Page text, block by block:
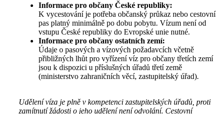
Informace pro občany České republiky:
K vycestování je potřeba občanský průkaz nebo cestovní
pas platný minimálně po dobu pobytu. Vízum není od
vstupu České republiky do Evropské unie nutné.
Informace pro občany ostatních zemí:
Údaje o pasových a vízových požadavcích včetně
přibližných lhůt pro vyřízení víz pro občany třetích zemí
jsou k dispozici u příslušných úřadů třetí země
(ministerstvo zahraničních věcí, zastupitelský úřad).
Udělení víza je plně v kompetenci zastupitelských úřadů, proti
zamítnutí žádosti o jeho udělení není odvolání. Cestovní